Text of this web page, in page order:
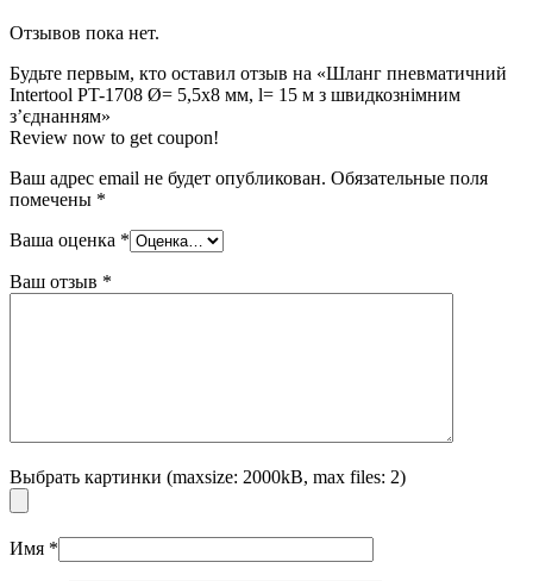
Отзывов пока нет.
Будьте первым, кто оставил отзыв на «Шланг пневматичний
Intertool PT-1708 Ø= 5,5х8 мм, l= 15 м з швидкознімним
з’єднанням»
Review now to get coupon!
Ваш адрес email не будет опубликован. Обязательные поля
помечены *
Ваша оценка *
Ваш отзыв *
Выбрать картинки (maxsize: 2000kB, max files: 2)
Имя *